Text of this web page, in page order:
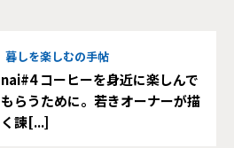
暮しを楽しむの手帖
nai#4 コーヒーを身近に楽しんで
もらうために。若きオーナーが描
く諫[...]